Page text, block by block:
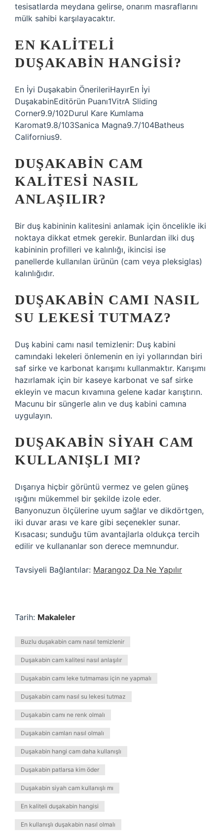
tesisatlarda meydana gelirse, onarım masraflarını
mülk sahibi karşılayacaktır.
EN KALITELI
DUŞAKABIN HANGISI?
En İyi Duşakabin ÖnerileriHayırEn İyi
DuşakabinEditörün Puanı1VitrA Sliding
Corner9.9/102Durul Kare Kumlama
Karomat9.8/103Sanica Magna9.7/104Batheus
Californius9.
DUŞAKABIN CAM
KALITESI NASIL
ANLAŞILIR?
Bir duş kabininin kalitesini anlamak için öncelikle iki
noktaya dikkat etmek gerekir. Bunlardan ilki duş
kabininin profilleri ve kalınlığı, ikincisi ise
panellerde kullanılan ürünün (cam veya pleksiglas)
kalınlığıdır.
DUŞAKABIN CAMI NASIL
SU LEKESI TUTMAZ?
Duş kabini camı nasıl temizlenir: Duş kabini
camındaki lekeleri önlemenin en iyi yollarından biri
saf sirke ve karbonat karışımı kullanmaktır. Karışımı
hazırlamak için bir kaseye karbonat ve saf sirke
ekleyin ve macun kıvamına gelene kadar karıştırın.
Macunu bir süngerle alın ve duş kabini camına
uygulayın.
DUŞAKABIN SIYAH CAM
KULLANIŞLI MI?
Dışarıya hiçbir görüntü vermez ve gelen güneş
ışığını mükemmel bir şekilde izole eder.
Banyonuzun ölçülerine uyum sağlar ve dikdörtgen,
iki duvar arası ve kare gibi seçenekler sunar.
Kısacası; sunduğu tüm avantajlarla oldukça tercih
edilir ve kullananlar son derece memnundur.
Tavsiyeli Bağlantılar: Marangoz Da Ne Yapılır
Tarih: Makaleler
Buzlu duşakabin camı nasıl temizlenir
Duşakabin cam kalitesi nasıl anlaşılır
Duşakabin camı leke tutmaması için ne yapmalı
Duşakabin camı nasıl su lekesi tutmaz
Duşakabin camı ne renk olmalı
Duşakabin camları nasıl olmalı
Duşakabin hangi cam daha kullanışlı
Duşakabin patlarsa kim öder
Duşakabin siyah cam kullanışlı mı
En kaliteli duşakabin hangisi
En kullanışlı duşakabin nasıl olmalı